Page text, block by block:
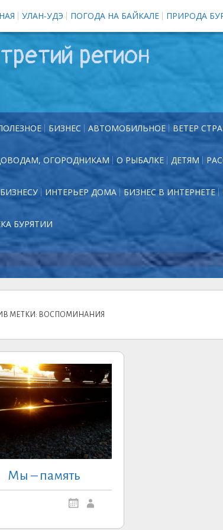
УЛАН-УДЭ ПОГОДА НА БАЙКАЛЕ ПРИРОДА
регион
БИЗНЕС АВТОМОБИЛЬНОЕ ВЕТЕР
ОГОРОДНИКАМ О РЫБАЛКЕ ДЕТЯМ
БИЗНЕСУ ИНТЕРЬЕР ДОМА БИЗНЕС В ИНТЕРНЕТЕ
БУРЯТИИ
МЕТКИ: ВОСПОМИНАНИЯ
Мы – память